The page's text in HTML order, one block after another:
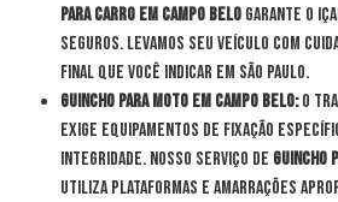
para carro em Campo Belo garante o
seguros. Levamos seu veículo com
final que você indicar em São Paulo.
Guincho para Moto em Campo Belo:O
exige equipamentos de fixação
integridade. Nosso serviço de guincho
utiliza plataformas e amarrações